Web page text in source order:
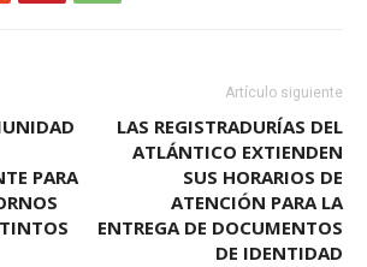
PARA
Artículo siguiente
LAS REGISTRADURÍAS DEL
ATLÁNTICO EXTIENDEN
SUS HORARIOS DE
ATENCIÓN PARA LA
ENTREGA DE DOCUMENTOS
DE IDENTIDAD